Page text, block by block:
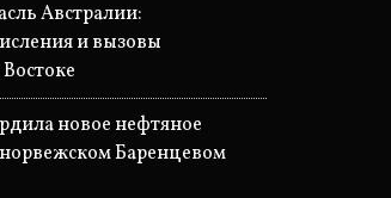
Австралии:
и вызовы
новое нефтяное
Баренцевом